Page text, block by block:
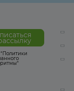
“Политики